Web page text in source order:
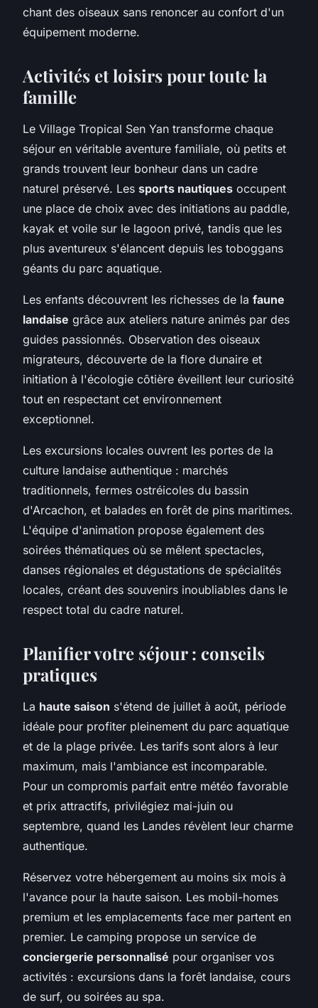
chant des oiseaux sans renoncer au confort d'un
équipement moderne.
Activités et loisirs pour toute la
famille
Le Village Tropical Sen Yan transforme chaque
séjour en véritable aventure familiale, où petits et
grands trouvent leur bonheur dans un cadre
naturel préservé. Les sports nautiques occupent
une place de choix avec des initiations au paddle,
kayak et voile sur le lagoon privé, tandis que les
plus aventureux s'élancent depuis les toboggans
géants du parc aquatique.
Les enfants découvrent les richesses de la faune
landaise grâce aux ateliers nature animés par des
guides passionnés. Observation des oiseaux
migrateurs, découverte de la flore dunaire et
initiation à l'écologie côtière éveillent leur curiosité
tout en respectant cet environnement
exceptionnel.
Les excursions locales ouvrent les portes de la
culture landaise authentique : marchés
traditionnels, fermes ostréicoles du bassin
d'Arcachon, et balades en forêt de pins maritimes.
L'équipe d'animation propose également des
soirées thématiques où se mêlent spectacles,
danses régionales et dégustations de spécialités
locales, créant des souvenirs inoubliables dans le
respect total du cadre naturel.
Planifier votre séjour : conseils
pratiques
La haute saison s'étend de juillet à août, période
idéale pour profiter pleinement du parc aquatique
et de la plage privée. Les tarifs sont alors à leur
maximum, mais l'ambiance est incomparable.
Pour un compromis parfait entre météo favorable
et prix attractifs, privilégiez mai-juin ou
septembre, quand les Landes révèlent leur charme
authentique.
Réservez votre hébergement au moins six mois à
l'avance pour la haute saison. Les mobil-homes
premium et les emplacements face mer partent en
premier. Le camping propose un service de
conciergerie personnalisé pour organiser vos
activités : excursions dans la forêt landaise, cours
de surf, ou soirées au spa.